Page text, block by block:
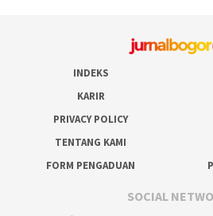
INDEKS
KARIR
PRIVACY POLICY
TENTANG KAMI
FORM PENGADUAN
SOCIAL